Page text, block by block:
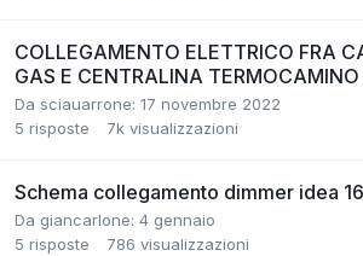
COLLEGAMENTO ELETTRICO FRA
GAS E CENTRALINA
Da sciauarrone: 17 novembre 2022
5 risposte 7k visualizzazioni
Schema collegamento dimmer idea
Da giancarlone: 4 gennaio
5 risposte 786 visualizzazioni